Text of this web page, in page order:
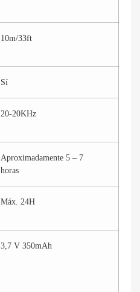
10m/33ft
Sí
20-20KHz
Aproximadamente 5 – 7
horas
Máx. 24H
3,7 V 350mAh